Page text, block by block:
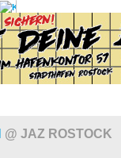
@ JAZ ROSTOCK